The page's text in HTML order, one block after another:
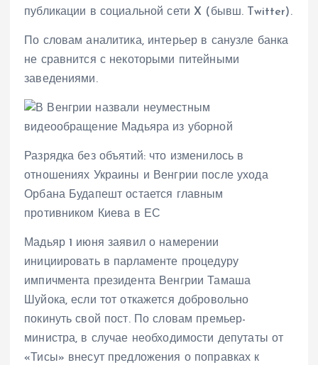
публикации в социальной сети X (бывш. Twitter).
По словам аналитика, интерьер в санузле банка
не сравнится с некоторыми питейными
заведениями.
Разрядка без объятий: что изменилось в
отношениях Украины и Венгрии после ухода
Орбана Будапешт остается главным
противником Киева в ЕС
Мадьяр 1 июня заявил о намерении
инициировать в парламенте процедуру
импичмента президента Венгрии Тамаша
Шуйока, если тот откажется добровольно
покинуть свой пост. По словам премьер-
министра, в случае необходимости депутаты от
«Тисы» внесут предложения о поправках к